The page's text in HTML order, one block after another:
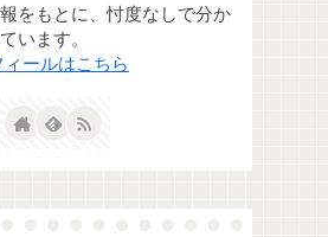
をもとに、忖度なしで分か
います。
ールはこちら